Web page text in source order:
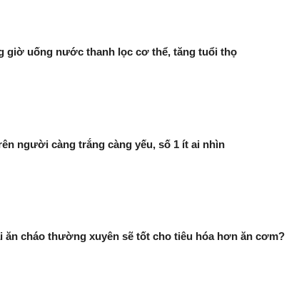
giờ uống nước thanh lọc cơ thể, tăng tuổi thọ
người càng trắng càng yếu, số 1 ít ai nhìn
ăn cháo thường xuyên sẽ tốt cho tiêu hóa hơn ăn cơm?